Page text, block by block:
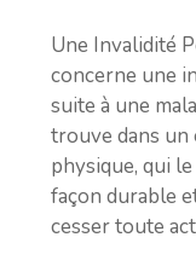
Une Invalidité
concerne une
suite à une
trouve dans un
physique, qui
façon durable
cesser toute